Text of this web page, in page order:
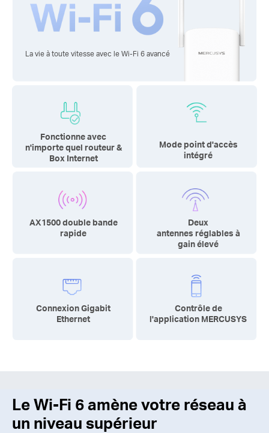
La vie à toute vitesse avecle Wi-Fi 6 avancé
AX1500 double bande
rapide
Deux
antennes réglables à
gain élevé
Fonctionne avec
n'importe quel routeur &
Box Internet
Mode pointd'accès
intégré
Connexion Gigabit
Ethernet
Contrôle de
l'application MERCUSYS
Le Wi-Fi 6amène votre réseau à
un niveau supérieur